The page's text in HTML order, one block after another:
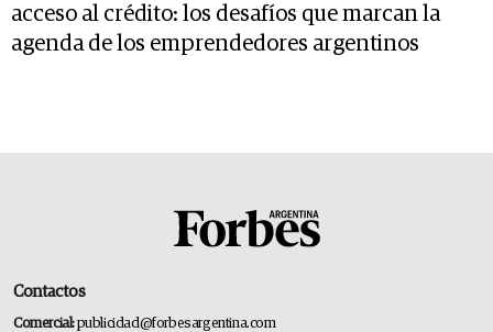
acceso al crédito: los desafíos que marcan la
agenda de los emprendedores argentinos
Contactos
Comercial:publicidad@forbesargentina.com